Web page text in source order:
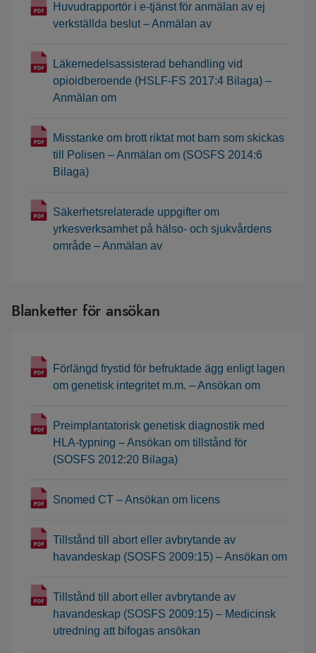
Huvudrapportör i e-tjänst för anmälan av ej
verkställda beslut – Anmälan av
Läkemedelsassisterad behandling vid
opioidberoende (HSLF-FS 2017:4 Bilaga) –
Anmälan om
Misstanke om brott riktat mot barn som skickas
till Polisen – Anmälan om (SOSFS 2014:6
Bilaga)
Säkerhetsrelaterade uppgifter om
yrkesverksamhet på hälso- och sjukvårdens
område – Anmälan av
Blanketter för ansökan
Förlängd frystid för befruktade ägg enligt lagen
om genetisk integritet m.m. – Ansökan om
Preimplantatorisk genetisk diagnostik med
HLA-typning – Ansökan om tillstånd för
(SOSFS 2012:20 Bilaga)
Snomed CT – Ansökan om licens
Tillstånd till abort eller avbrytande av
havandeskap (SOSFS 2009:15) – Ansökan om
Tillstånd till abort eller avbrytande av
havandeskap (SOSFS 2009:15) – Medicinsk
utredning att bifogas ansökan